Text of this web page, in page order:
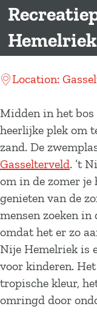
Hemelriek
Location:
Midden in het bos
heerlijke plek om
zand. De
Gasselterveld. ’t
om in de zomer je
genieten van de
mensen zoeken
omdat het er zo
Nije Hemelriek is
voor kinderen.
tropische kleur,
omringd door